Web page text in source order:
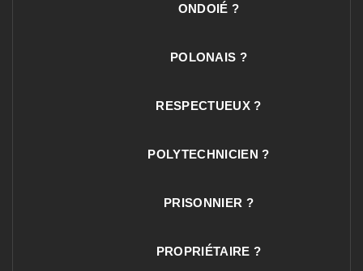
ONDOIÉ ?
POLONAIS ?
RESPECTUEUX ?
POLYTECHNICIEN ?
PRISONNIER ?
PROPRIÉTAIRE ?